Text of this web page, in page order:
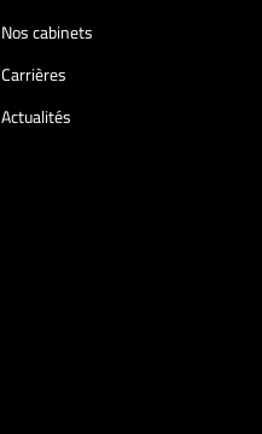
Nos cabinets
Carrières
Actualités